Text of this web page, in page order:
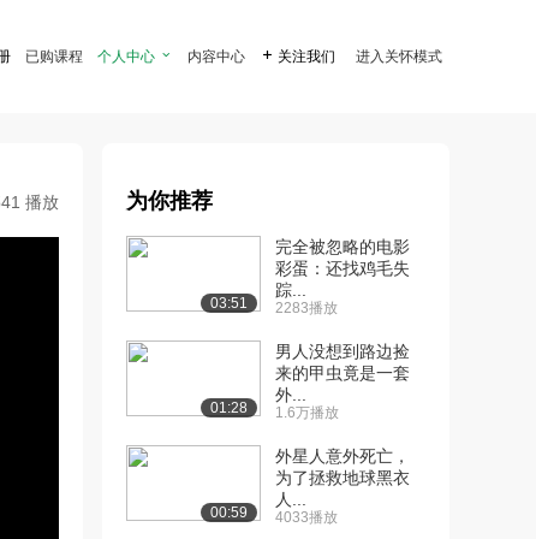
已购课程 个人中心  内容中心  关注我们 进入关怀模式
播放 为你推荐
03:51
完全被忽略的电影
彩蛋：还找鸡毛失
踪...
2283播放
01:28
男人没想到路边捡
来的甲虫竟是一套
外...
1.6万播放
00:59
外星人意外死亡，
为了拯救地球黑衣
人...
4033播放